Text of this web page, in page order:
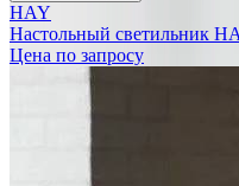
HAY
Настольный светильник
Цена по запросу